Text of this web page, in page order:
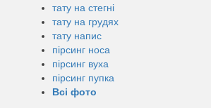
тату на стегні
тату на грудях
тату напис
пірсинг носа
пірсинг вуха
пірсинг пупка
Всі фото